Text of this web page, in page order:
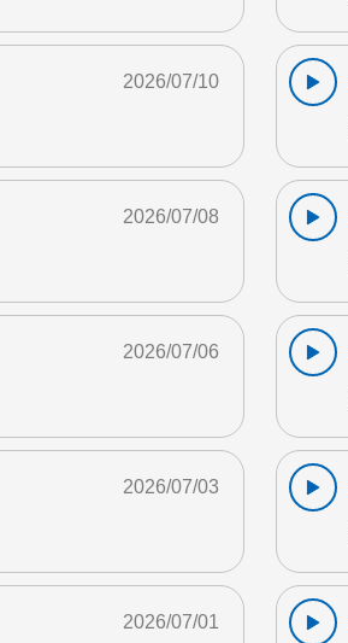
2026/07/10
2026/07/08
2026/07/06
2026/07/03
2026/07/01